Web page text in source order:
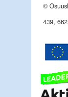
©
439,